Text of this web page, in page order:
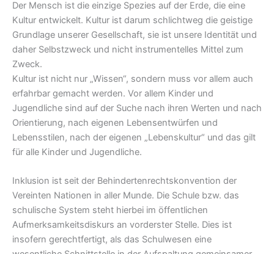
Der Mensch ist die einzige Spezies auf der Erde, die eine
Kultur entwickelt. Kultur ist darum schlichtweg die geistige
Grundlage unserer Gesellschaft, sie ist unsere Identität und
daher Selbstzweck und nicht instrumentelles Mittel zum
Zweck.
Kultur ist nicht nur „Wissen“, sondern muss vor allem auch
erfahrbar gemacht werden. Vor allem Kinder und
Jugendliche sind auf der Suche nach ihren Werten und nach
Orientierung, nach eigenen Lebensentwürfen und
Lebensstilen, nach der eigenen „Lebenskultur“ und das gilt
für alle Kinder und Jugendliche.
Inklusion ist seit der Behindertenrechtskonvention der
Vereinten Nationen in aller Munde. Die Schule bzw. das
schulische System steht hierbei im öffentlichen
Aufmerksamkeitsdiskurs an vorderster Stelle. Dies ist
insofern gerechtfertigt, als das Schulwesen eine